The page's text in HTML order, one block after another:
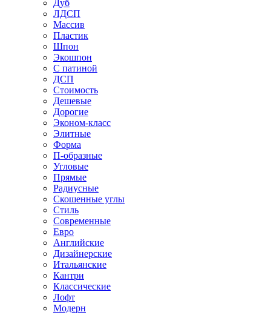
Дуб
ЛДСП
Массив
Пластик
Шпон
Экошпон
С патиной
ДСП
Стоимость
Дешевые
Дорогие
Эконом-класс
Элитные
Форма
П-образные
Угловые
Прямые
Радиусные
Скошенные углы
Стиль
Современные
Евро
Английские
Дизайнерские
Итальянские
Кантри
Классические
Лофт
Модерн